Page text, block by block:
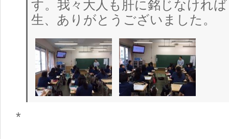
す。我々大人も肝に銘じなけれ
生、ありがとうございました。
*